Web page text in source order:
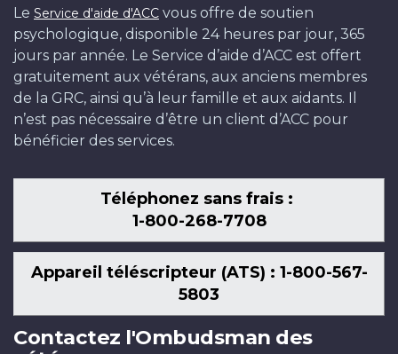
Le Service d'aide d'ACC vous offre de soutien
psychologique, disponible 24 heures par jour, 365
jours par année. Le Service d’aide d’ACC est offert
gratuitement aux vétérans, aux anciens membres
de la GRC, ainsi qu’à leur famille et aux aidants. Il
n’est pas nécessaire d’être un client d’ACC pour
bénéficier des services.
Téléphonez sans frais :
1-800-268-7708
Appareil téléscripteur (ATS) : 1-800-567-
5803
Contactez l'Ombudsman des